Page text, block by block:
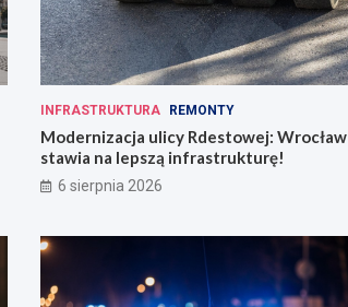
INFRASTRUKTURA REMONTY
Modernizacja ulicy Rdestowej: Wrocław
stawia na lepszą infrastrukturę!
6 sierpnia 2026